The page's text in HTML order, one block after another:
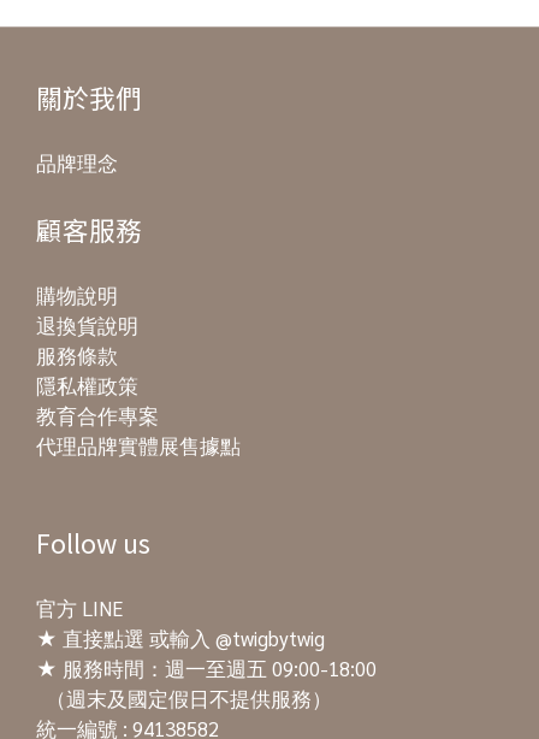
關於我們
品牌理念
顧客服務
購物說明
退換貨說明
服務條款
隱私權政策
教育合作專案
代理品牌實體展售據點
Follow us
官方 LINE
★ 直接點選 或輸入 @twigbytwig
★ 服務時間：週一至週五 09:00-18:00
（週末及國定假日不提供服務）
統一編號 : 94138582